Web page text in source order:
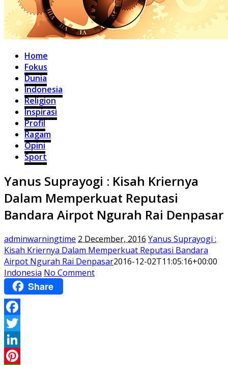
Home
Fokus
Dunia
Indonesia
Religion
Inspirasi
Profil
Ragam
Opini
Sport
Yanus Suprayogi : Kisah Kriernya
Dalam Memperkuat Reputasi
Bandara Airpot Ngurah Rai Denpasar
adminwarningtime 2 December, 2016 Yanus Suprayogi :
Kisah Kriernya Dalam Memperkuat Reputasi Bandara
Airpot Ngurah Rai Denpasar2016-12-02T11:05:16+00:00
Indonesia No Comment
Share
Facebook
Twitter
LinkedIn